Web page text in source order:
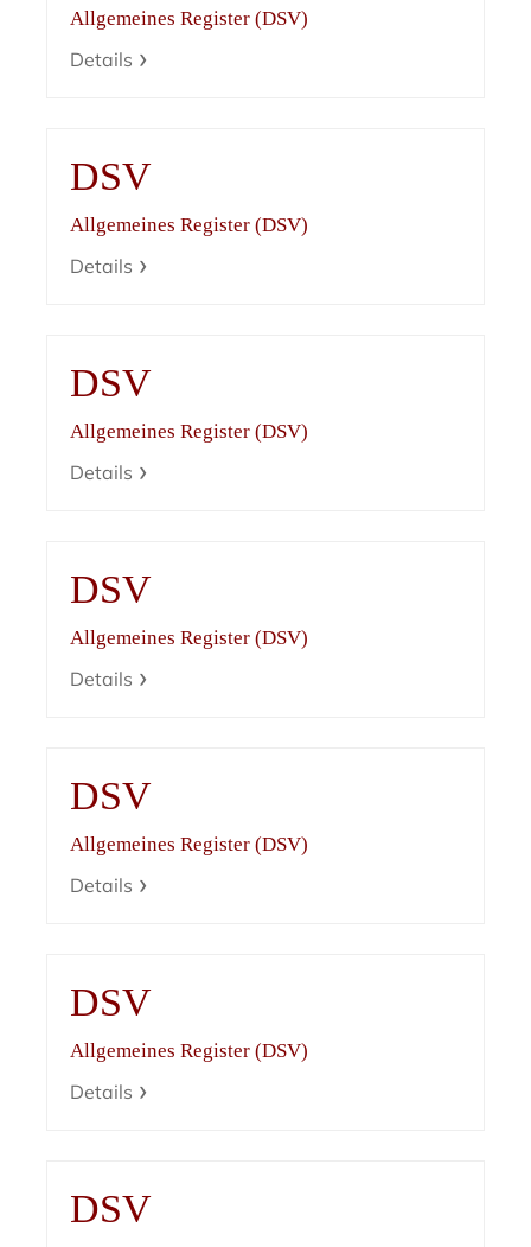
Allgemeines Register (DSV)
Details
DSV
Allgemeines Register (DSV)
Details
DSV
Allgemeines Register (DSV)
Details
DSV
Allgemeines Register (DSV)
Details
DSV
Allgemeines Register (DSV)
Details
DSV
Allgemeines Register (DSV)
Details
DSV